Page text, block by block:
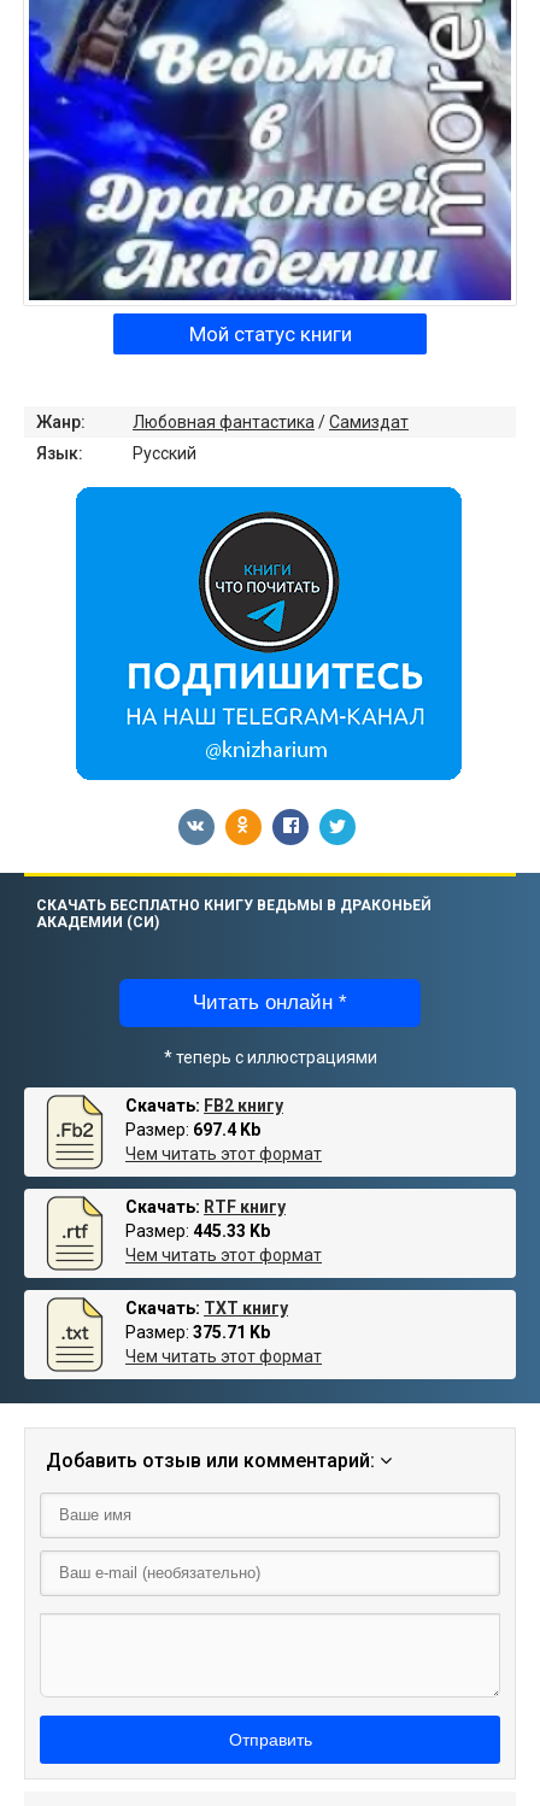
Мой статус книги
Жанр: Любовная фантастика /Самиздат
Язык:
Русский
СКАЧАТЬ БЕСПЛАТНО КНИГУ ВЕДЬМЫ В ДРАКОНЬЕЙ
АКАДЕМИИ (СИ)
Читать онлайн *
* теперь с иллюстрациями
Скачать: FB2 книгу
Размер: 697.4 Kb
Чем читать этот формат
Скачать: RTF книгу
Размер: 445.33 Kb
Чем читать этот формат
Скачать: TXT книгу
Размер: 375.71 Kb
Чем читать этот формат
Добавить отзыв или комментарий:
Отправить